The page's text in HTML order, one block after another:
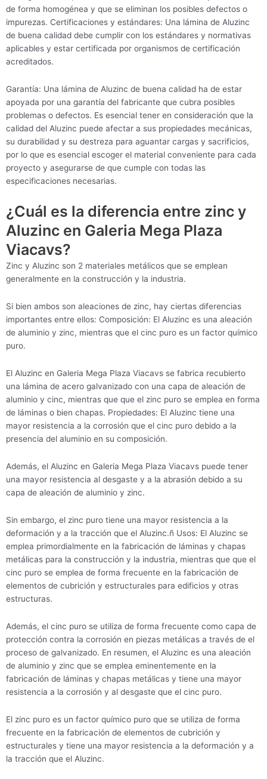
de forma homogénea y que se eliminan los posibles defectos o
impurezas. Certificaciones y estándares: Una lámina de Aluzinc
de buena calidad debe cumplir con los estándares y normativas
aplicables y estar certificada por organismos de certificación
acreditados.
Garantía: Una lámina de Aluzinc de buena calidad ha de estar
apoyada por una garantía del fabricante que cubra posibles
problemas o defectos. Es esencial tener en consideración que la
calidad del Aluzinc puede afectar a sus propiedades mecánicas,
su durabilidad y su destreza para aguantar cargas y sacrificios,
por lo que es esencial escoger el material conveniente para cada
proyecto y asegurarse de que cumple con todas las
especificaciones necesarias.
¿Cuál es la diferencia entre zinc y
Aluzinc en Galeria Mega Plaza
Viacavs?
Zinc y Aluzinc son 2 materiales metálicos que se emplean
generalmente en la construcción y la industria.
Si bien ambos son aleaciones de zinc, hay ciertas diferencias
importantes entre ellos: Composición: El Aluzinc es una aleación
de aluminio y zinc, mientras que el cinc puro es un factor químico
puro.
El Aluzinc en Galeria Mega Plaza Viacavs se fabrica recubierto
una lámina de acero galvanizado con una capa de aleación de
aluminio y cinc, mientras que que el zinc puro se emplea en forma
de láminas o bien chapas. Propiedades: El Aluzinc tiene una
mayor resistencia a la corrosión que el cinc puro debido a la
presencia del aluminio en su composición.
Además, el Aluzinc en Galeria Mega Plaza Viacavs puede tener
una mayor resistencia al desgaste y a la abrasión debido a su
capa de aleación de aluminio y zinc.
Sin embargo, el zinc puro tiene una mayor resistencia a la
deformación y a la tracción que el Aluzinc.ñ Usos: El Aluzinc se
emplea primordialmente en la fabricación de láminas y chapas
metálicas para la construcción y la industria, mientras que que el
cinc puro se emplea de forma frecuente en la fabricación de
elementos de cubrición y estructurales para edificios y otras
estructuras.
Además, el cinc puro se utiliza de forma frecuente como capa de
protección contra la corrosión en piezas metálicas a través de el
proceso de galvanizado. En resumen, el Aluzinc es una aleación
de aluminio y zinc que se emplea eminentemente en la
fabricación de láminas y chapas metálicas y tiene una mayor
resistencia a la corrosión y al desgaste que el cinc puro.
El zinc puro es un factor químico puro que se utiliza de forma
frecuente en la fabricación de elementos de cubrición y
estructurales y tiene una mayor resistencia a la deformación y a
la tracción que el Aluzinc.